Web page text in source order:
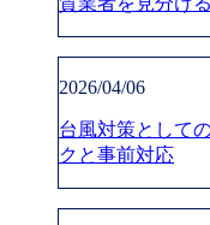
2026/04/06
台風対策として
クと事前対応